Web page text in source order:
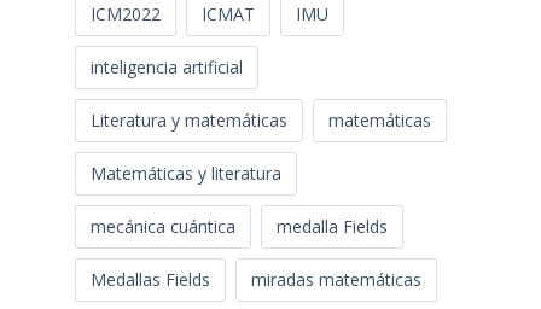
ICM2022 ICMAT IMU
inteligencia artificial
Literatura y matemáticas matemáticas
Matemáticas y literatura
mecánica cuántica medalla Fields
Medallas Fields miradas matemáticas